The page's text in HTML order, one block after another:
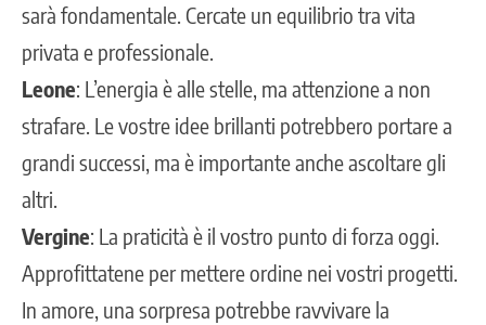
sarà fondamentale. Cercate un equilibrio tra vita
privata e professionale.
Leone: L’energia è alle stelle, ma attenzione a non
strafare. Le vostre idee brillanti potrebbero portare a
grandi successi, ma è importante anche ascoltare gli
altri.
Vergine: La praticità è il vostro punto di forza oggi.
Approfittatene per mettere ordine nei vostri progetti.
In amore, una sorpresa potrebbe ravvivare la